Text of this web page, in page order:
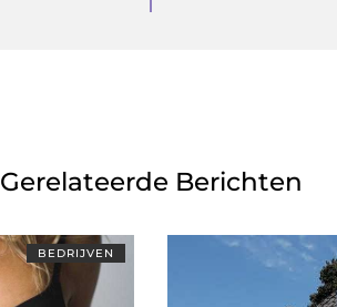
Gerelateerde Berichten
BEDRIJVEN